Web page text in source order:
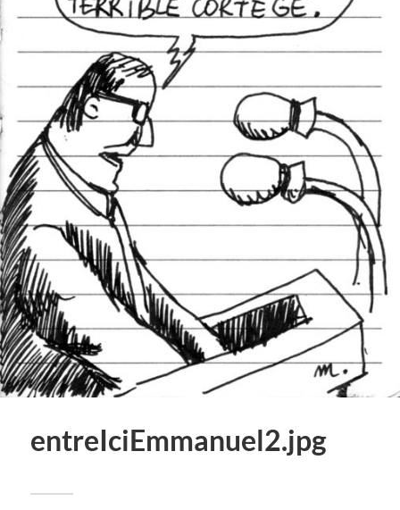
entreIciEmmanuel2.jpg